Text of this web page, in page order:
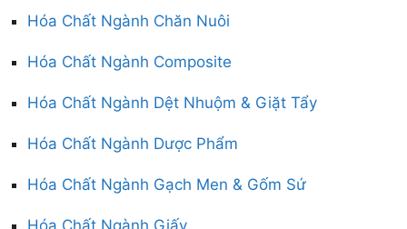
Hóa Chất Ngành Chăn Nuôi
Hóa Chất Ngành Composite
Hóa Chất Ngành Dệt Nhuộm & Giặt Tẩy
Hóa Chất Ngành Dược Phẩm
Hóa Chất Ngành Gạch Men & Gốm Sứ
Hóa Chất Ngành Giấy